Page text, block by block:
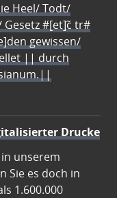
Heel/ Todt/
#[et]c̃ tr#
gewissen/
|| durch
Drucke
unserem
Sie es doch in
1.600.000